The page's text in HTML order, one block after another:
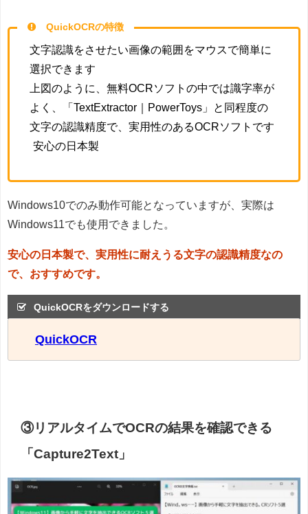
QuickOCRの特徴
文字認識をさせたい画像の範囲をマウスで簡単に
選択できます
上図のように、無料OCRソフトの中では識字率が
よく、「TextExtractor｜PowerToys」と同程度の
文字の認識精度で、実用性のあるOCRソフトです
安心の日本製
Windows10でのみ動作可能となっていますが、実際は
Windows11でも使用できました。
安心の日本製で、実用性に耐えうる文字の認識精度なの
で、おすすめです。
QuickOCRをダウンロードする
QuickOCR
③リアルタイムでOCRの結果を確認できる
「Capture2Text」